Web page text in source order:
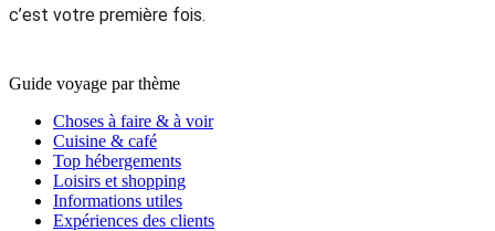
c’est votre première fois.
Guide voyage par thème
Choses à faire & à voir
Cuisine & café
Top hébergements
Loisirs et shopping
Informations utiles
Expériences des clients